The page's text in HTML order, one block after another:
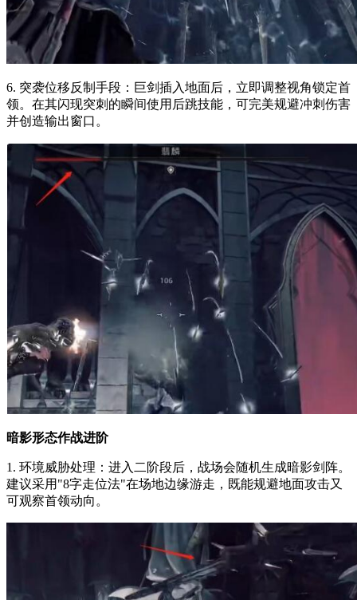
6. 突袭位移反制手段：巨剑插入地面后，立即调整视角锁定首
领。在其闪现突刺的瞬间使用后跳技能，可完美规避冲刺伤害
并创造输出窗口。
暗影形态作战进阶
1. 环境威胁处理：进入二阶段后，战场会随机生成暗影剑阵。
建议采用"8字走位法"在场地边缘游走，既能规避地面攻击又
可观察首领动向。